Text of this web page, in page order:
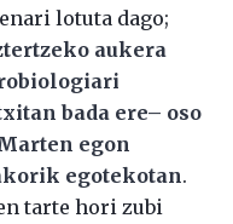
lotuta dago;
aukera
bada ere– oso
egon
egotekotan.
tarte hori zubi